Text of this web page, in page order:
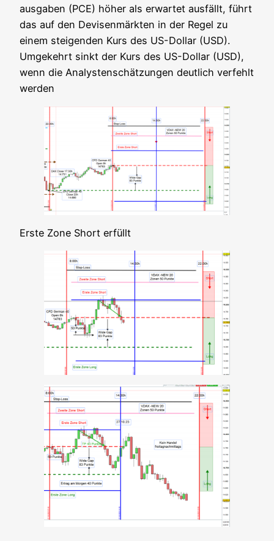
aus­ga­ben (PCE) höher als erwar­tet aus­fällt, führt
das auf den Devi­sen­märk­ten in der Regel zu
einem stei­gen­den Kurs des US-Dol­lar (USD).
Umge­kehrt sinkt der Kurs des US-Dol­lar (USD),
wenn die Ana­lys­ten­schät­zun­gen deut­lich ver­fehlt
werden
Ers­te Zone Short erfüllt